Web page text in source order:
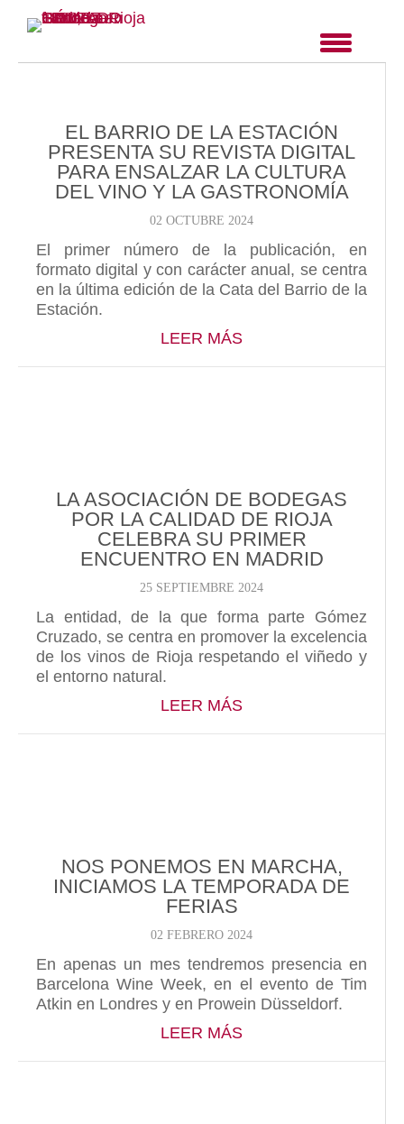
EL BARRIO DE LA ESTACIÓN
PRESENTA SU REVISTA DIGITAL
PARA ENSALZAR LA CULTURA
DEL VINO Y LA GASTRONOMÍA
02 OCTUBRE 2024
El primer número de la publicación, en
formato digital y con carácter anual, se centra
en la última edición de la Cata del Barrio de la
Estación.
LEER MÁSABOUT EL BARRIO
LA ASOCIACIÓN DE BODEGAS
POR LA CALIDAD DE RIOJA
CELEBRA SU PRIMER
ENCUENTRO EN MADRID
25 SEPTIEMBRE 2024
La entidad, de la que forma parte Gómez
Cruzado, se centra en promover la excelencia
de los vinos de Rioja respetando el viñedo y
el entorno natural.
LEER MÁSABOUT LA
NOS PONEMOS EN MARCHA,
INICIAMOS LA TEMPORADA DE
FERIAS
02 FEBRERO 2024
En apenas un mes tendremos presencia en
Barcelona Wine Week, en el evento de Tim
Atkin en Londres y en Prowein Düsseldorf.
LEER MÁSABOUT NOS